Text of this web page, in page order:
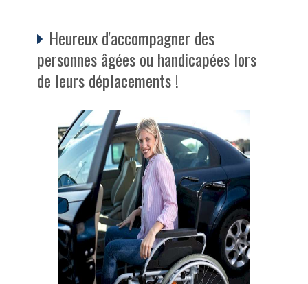
Heureux d'accompagner des
personnes âgées ou handicapées lors
de leurs déplacements !